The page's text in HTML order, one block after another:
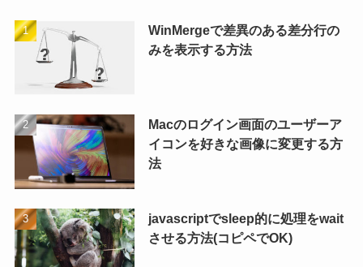
WinMergeで差異のある差分行の
みを表示する方法
Macのログイン画面のユーザーア
イコンを好きな画像に変更する方
法
javascriptでsleep的に処理をwait
させる方法(コピペでOK)